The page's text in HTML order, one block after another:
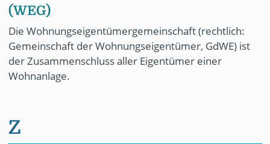
(WEG)
Die Wohnungseigentümergemeinschaft (rechtlich:
Gemeinschaft der Wohnungseigentümer, GdWE) ist
der Zusammenschluss aller Eigentümer einer
Wohnanlage.
Z